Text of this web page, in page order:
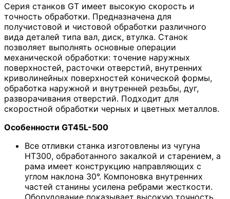
Серия станков GT имеет высокую скорость и
точность обработки. Предназначена для
получистовой и чистовой обработки различного
вида деталей типа вал, диск, втулка. Станок
позволяет выполнять основные операции
механической обработки: точение наружных
поверхностей, расточки отверстий, внутренних
криволинейных поверхностей конической формы,
обработка наружной и внутренней резьбы, дуг,
разворачивания отверстий. Подходит для
скоростной обработки черных и цветных металлов.
Особенности GT45L-500
Все отливки станка изготовлены из чугуна
HT300, обработанного закалкой и старением, а
рама имеет конструкцию направляющих с
углом наклона 30°. Компоновка внутренних
частей станины усилена ребрами жесткости.
Оборудование показывает высокую точность,